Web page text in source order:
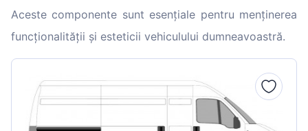
Aceste componente sunt esențiale pentru menținerea
funcționalității și esteticii vehiculului dumneavoastră.